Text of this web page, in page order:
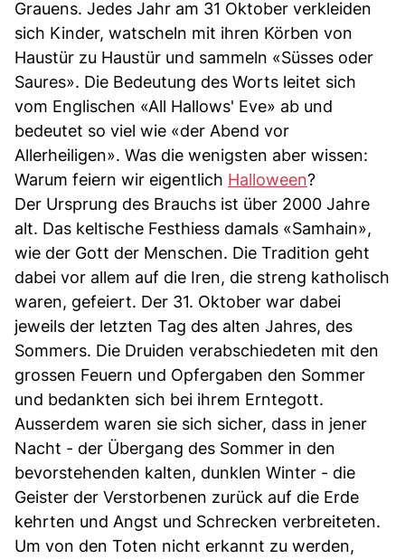
Grauens. Jedes Jahr am 31 Oktober verkleiden
sich Kinder, watscheln mit ihren Körben von
Haustür zu Haustür und sammeln «Süsses oder
Saures». Die Bedeutung des Worts leitet sich
vom Englischen «All Hallows' Eve» ab und
bedeutet so viel wie «der Abend vor
Allerheiligen». Was die wenigsten aber wissen:
Warum feiern wir eigentlich Halloween?
Der Ursprung des Brauchs ist über 2000 Jahre
alt. Das keltische Festhiess damals «Samhain»,
wie der Gott der Menschen. Die Tradition geht
dabei vor allem auf die Iren, die streng katholisch
waren, gefeiert. Der 31. Oktober war dabei
jeweils der letzten Tag des alten Jahres, des
Sommers. Die Druiden verabschiedeten mit den
grossen Feuern und Opfergaben den Sommer
und bedankten sich bei ihrem Erntegott.
Ausserdem waren sie sich sicher, dass in jener
Nacht - der Übergang des Sommer in den
bevorstehenden kalten, dunklen Winter - die
Geister der Verstorbenen zurück auf die Erde
kehrten und Angst und Schrecken verbreiteten.
Um von den Toten nicht erkannt zu werden,